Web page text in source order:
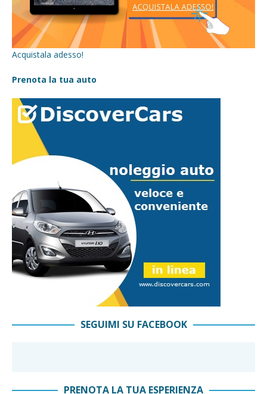
Acquistala adesso!
Prenota la tua auto
SEGUIMI SU FACEBOOK
PRENOTA LA TUA ESPERIENZA